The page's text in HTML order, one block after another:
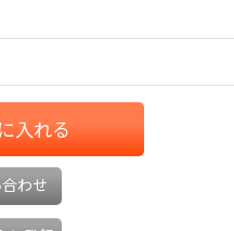
入れる
わせ